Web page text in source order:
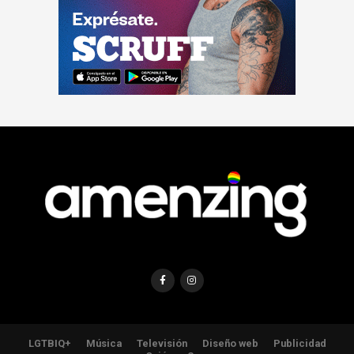
LGTBIQ+ Música Televisión Diseño web
Publicidad